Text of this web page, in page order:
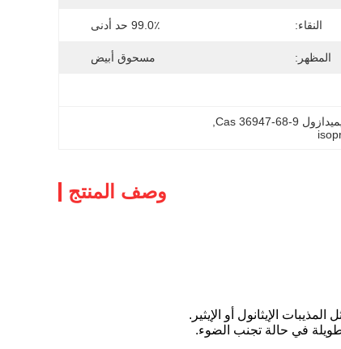
النقاء: 99.0٪ حد أدنى
المظهر: مسحوق أبيض
وصف المنتج